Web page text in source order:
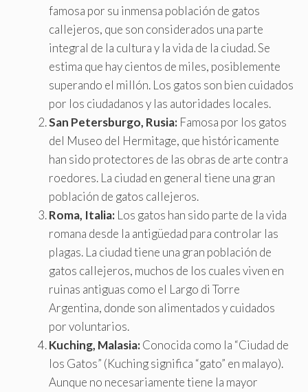
famosa por su inmensa población de gatos
callejeros, que son considerados una parte
integral de la cultura y la vida de la ciudad. Se
estima que hay cientos de miles, posiblemente
superando el millón. Los gatos son bien cuidados
por los ciudadanos y las autoridades locales.
San Petersburgo, Rusia: Famosa por los gatos
del Museo del Hermitage, que históricamente
han sido protectores de las obras de arte contra
roedores. La ciudad en general tiene una gran
población de gatos callejeros.
Roma, Italia: Los gatos han sido parte de la vida
romana desde la antigüedad para controlar las
plagas. La ciudad tiene una gran población de
gatos callejeros, muchos de los cuales viven en
ruinas antiguas como el Largo di Torre
Argentina, donde son alimentados y cuidados
por voluntarios.
Kuching, Malasia:Conocida como la “Ciudad de
los Gatos” (Kuching significa “gato” en malayo).
Aunque no necesariamente tiene la mayor